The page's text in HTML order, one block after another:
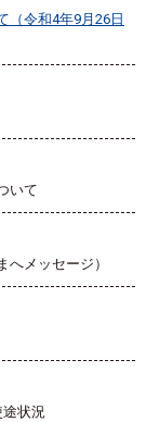
（令和4年9月26日
いて
メッセージ）
途状況